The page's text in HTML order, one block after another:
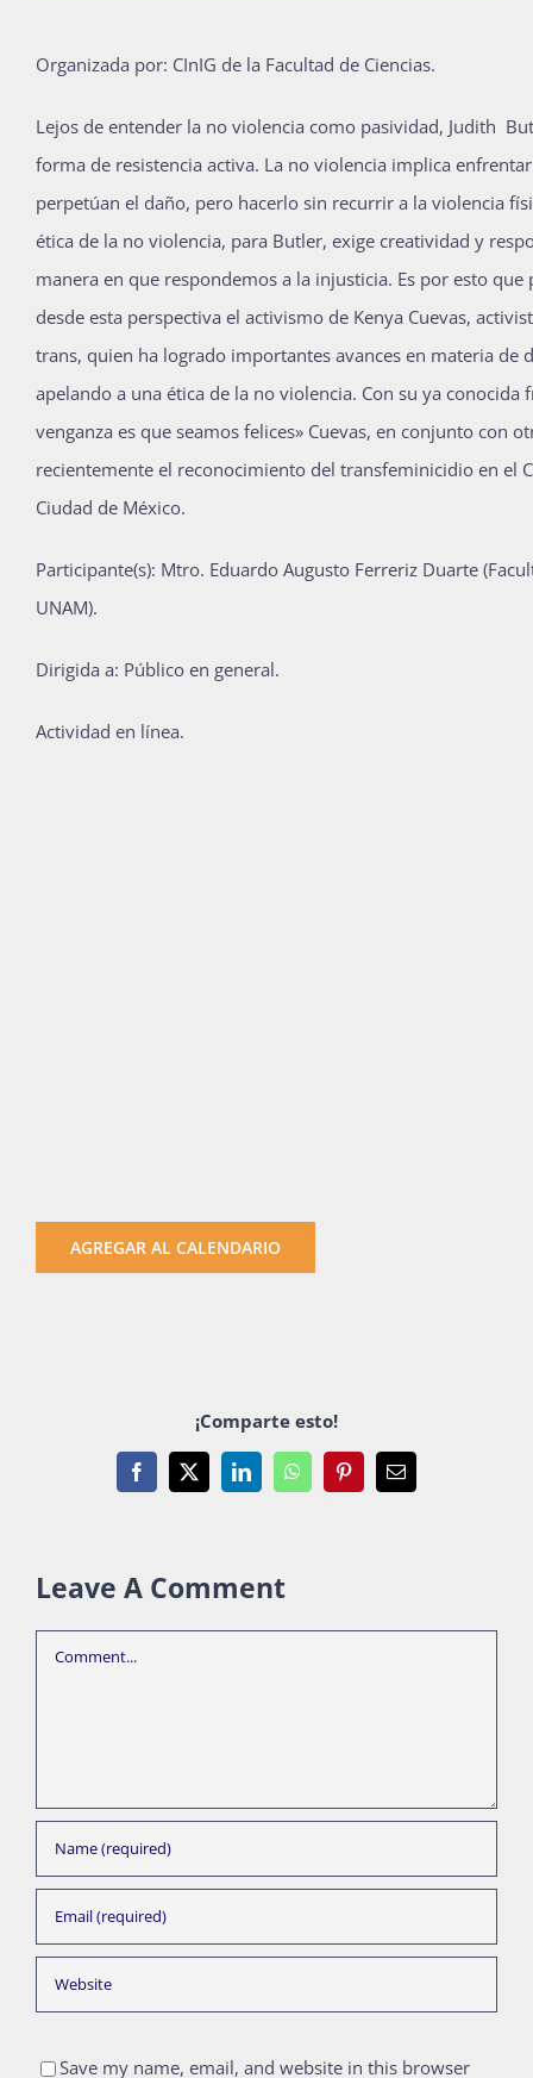
Bienvenida generación 2027-1
Organizada por: CInIG de la Facultad de Ciencias.
Lejos de entender la no violencia como pasividad, Judith
forma de resistencia activa. La no violencia implica
perpetúan el daño, pero hacerlo sin recurrir a la violencia
ética de la no violencia, para Butler, exige creatividad y
manera en que respondemos a la injusticia. Es por esto
desde esta perspectiva el activismo de Kenya Cuevas,
trans, quien ha logrado importantes avances en materia de
apelando a una ética de la no violencia. Con su ya conocida
venganza es que seamos felices» Cuevas, en conjunto con
recientemente el reconocimiento del transfeminicidio en el
Ciudad de México.
Participante(s): Mtro. Eduardo Augusto Ferreriz Duarte
UNAM).
Dirigida a: Público en general.
Actividad en línea.
AGREGAR AL CALENDARIO
¡Comparte esto!
Facebook
X LinkedInWhatsAppPinterestEmail
Leave A Comment
Comment
Save my name, email, and website in this browser